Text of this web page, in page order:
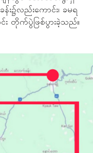
၌လည်းကောင်း၊ ခမရ
း တိုက်ပွဲဖြစ်ပွားခဲ့သည်။